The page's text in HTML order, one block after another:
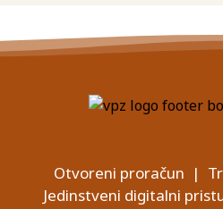
Otvoreni proračun |
Jedinstveni digitalni